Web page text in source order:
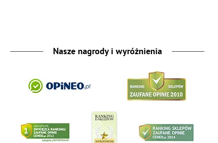
Nasze nagrody i wyróżnienia